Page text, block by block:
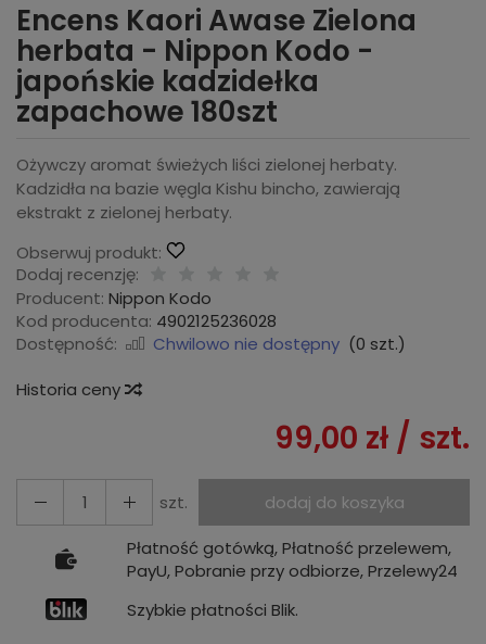
Encens Kaori Awase Zielona
herbata - Nippon Kodo -
japońskie kadzidełka
zapachowe 180szt
Ożywczy aromat świeżych liści zielonej herbaty.
Kadzidła na bazie węgla Kishu bincho, zawierają
ekstrakt z zielonej herbaty.
Obserwuj produkt:
Dodaj recenzję:
Producent: Nippon Kodo
Kod producenta: 4902125236028
Dostępność:
Chwilowo nie dostępny (0 szt.)
Historia ceny
99,00 zł / szt.
szt.
dodaj do koszyka
Płatność gotówką, Płatność przelewem,
PayU, Pobranie przy odbiorze, Przelewy24
Szybkie płatności Blik.